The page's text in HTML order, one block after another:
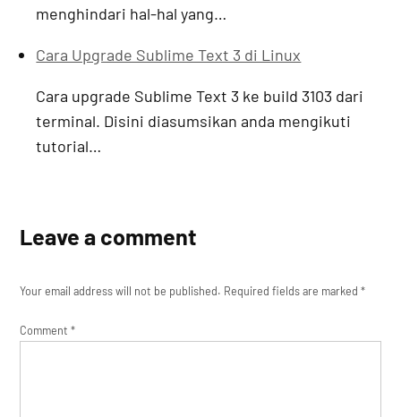
menghindari hal-hal yang…
Cara Upgrade Sublime Text 3 di Linux
Cara upgrade Sublime Text 3 ke build 3103 dari
terminal. Disini diasumsikan anda mengikuti
tutorial…
Leave a comment
Your email address will not be published. Required fields are marked*
Comment*